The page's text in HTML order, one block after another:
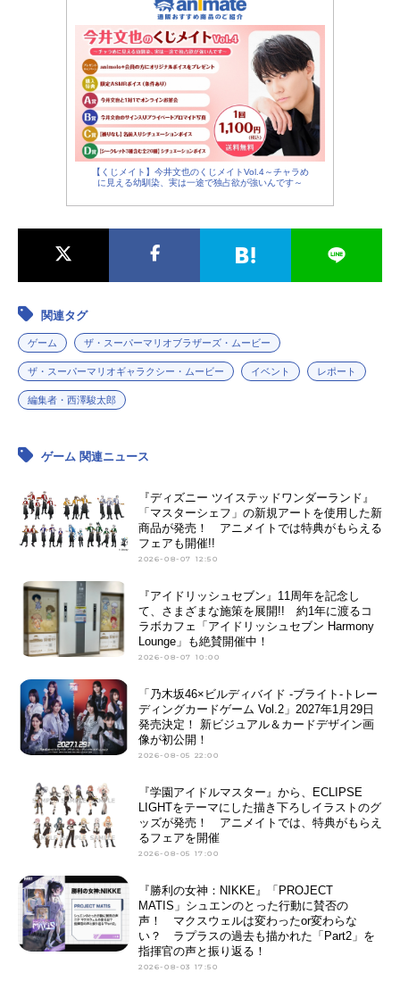
【くじメイト】今井文也のくじメイトVol.4～チャラめ
に見える幼馴染、実は一途で独占欲が強いんです～
関連タグ
ゲーム ザ・スーパーマリオブラザーズ・ムービー
ザ・スーパーマリオギャラクシー・ムービー イベント レポート
編集者・西澤駿太郎
ゲーム 関連ニュース
『ディズニー ツイステッドワンダーランド』
「マスターシェフ」の新規アートを使用した新
商品が発売！ アニメイトでは特典がもらえる
フェアも開催!!
2026-08-07 12:50
『アイドリッシュセブン』11周年を記念し
て、さまざまな施策を展開!! 約1年に渡るコ
ラボカフェ「アイドリッシュセブン Harmony
Lounge」も絶賛開催中！
2026-08-07 10:00
「乃木坂46×ビルディバイド -ブライト-トレー
ディングカードゲーム Vol.2」2027年1月29日
発売決定！ 新ビジュアル＆カードデザイン画
像が初公開！
2026-08-05 22:00
『学園アイドルマスター』から、ECLIPSE
LIGHTをテーマにした描き下ろしイラストのグ
ッズが発売！ アニメイトでは、特典がもらえ
るフェアを開催
2026-08-05 17:00
『勝利の女神：NIKKE』「PROJECT
MATIS」シュエンのとった行動に賛否の
声！ マクスウェルは変わったor変わらな
い？ ラプラスの過去も描かれた「Part2」を
指揮官の声と振り返る！
2026-08-03 17:50